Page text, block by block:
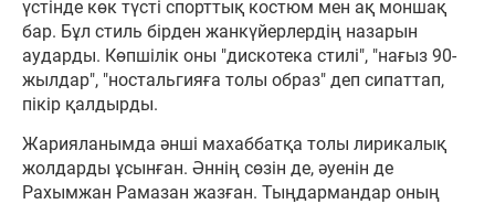
үстінде көк түсті спорттық костюм мен ақ моншақ
бар. Бұл стиль бірден жанкүйерлердің назарын
аударды. Көпшілік оны "дискотека стилі", "нағыз 90-
жылдар", "ностальгияға толы образ" деп сипаттап,
пікір қалдырды.
Жарияланымда әнші махаббатқа толы лирикалық
жолдарды ұсынған. Әннің сөзін де, әуенін де
Рахымжан Рамазан жазған. Тыңдармандар оның